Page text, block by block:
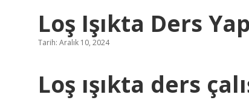
Loş Işıkta Ders
Tarih: Aralık 10, 2024
Loş ışıkta ders